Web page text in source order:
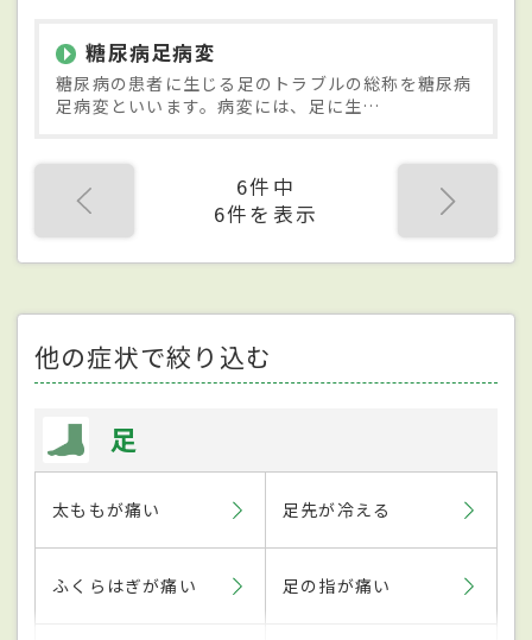
糖尿病足病変
糖尿病の患者に生じる足のトラブルの総称を糖尿病
足病変といいます。病変には、足に生…
6件中
6件を表示
他の症状で絞り込む
足
太ももが痛い 足先が冷える
ふくらはぎが痛い 足の指が痛い